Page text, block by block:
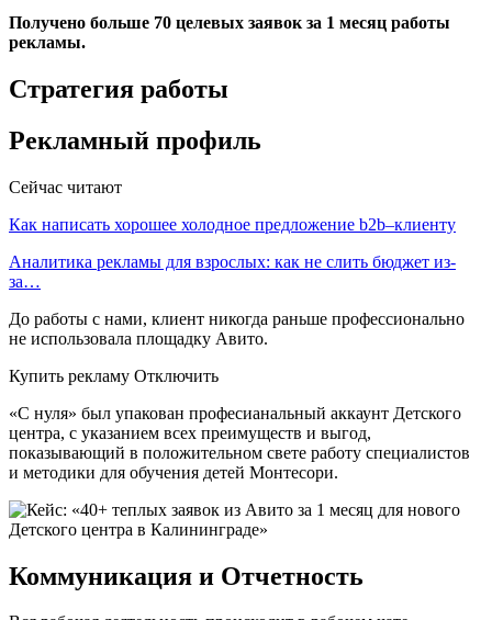
Получено больше 70 целевых заявок за 1 месяц работы
рекламы.
Стратегия работы
Рекламный профиль
Сейчас читают
Как написать хорошее холодное предложение b2b–клиенту
Аналитика рекламы для взрослых: как не слить бюджет из-
за…
До работы с нами, клиент никогда раньше профессионально
не использовала площадку Авито.
Купить рекламу Отключить
«С нуля» был упакован професианальный аккаунт Детского
центра, с указанием всех преимуществ и выгод,
показывающий в положительном свете работу специалистов
и методики для обучения детей Монтесори.
Коммуникация и Отчетность